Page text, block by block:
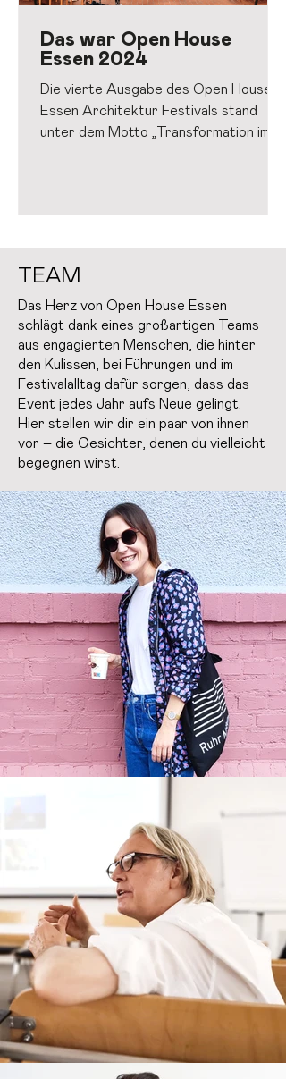
Das war Open House
Essen 2024
Die vierte Ausgabe des Open House
Essen Architektur Festivals stand
unter dem Motto „Transformation im
Architektur, Kultur und Dialog die
TEAM
Das Herz von Open House Essen
schlägt dank eines großartigen Teams
aus engagierten Menschen, die hinter
den Kulissen, bei Führungen und im
Festivalalltag dafür sorgen, dass das
Event jedes Jahr aufs Neue gelingt.
Hier stellen wir dir ein paar von ihnen
vor – die Gesichter, denen du vielleicht
begegnen wirst.